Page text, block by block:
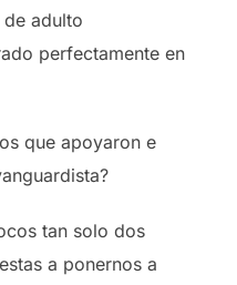
adulto
perfectamente en
que apoyaron e
tan solo dos
a ponernos a